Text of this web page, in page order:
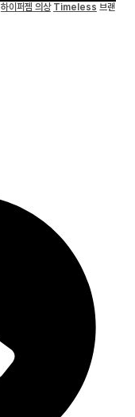
하이퍼젬 의상 Timeless 브랜